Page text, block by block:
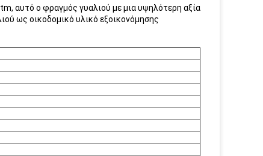
αυτό ο φραγμός γυαλιού με μια υψηλότερη αξία
ως οικοδομικό υλικό εξοικονόμησης